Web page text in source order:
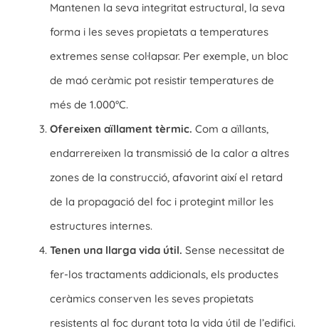
Mantenen la seva integritat estructural, la seva
forma i les seves propietats a temperatures
extremes sense col·lapsar. Per exemple, un bloc
de maó ceràmic pot resistir temperatures de
més de 1.000°C.
Ofereixen aïllament tèrmic. Com a aïllants,
endarrereixen la transmissió de la calor a altres
zones de la construcció, afavorint així el retard
de la propagació del foc i protegint millor les
estructures internes.
Tenen una llarga vida útil. Sense necessitat de
fer-los tractaments addicionals, els productes
ceràmics conserven les seves propietats
resistents al foc durant tota la vida útil de l’edifici.